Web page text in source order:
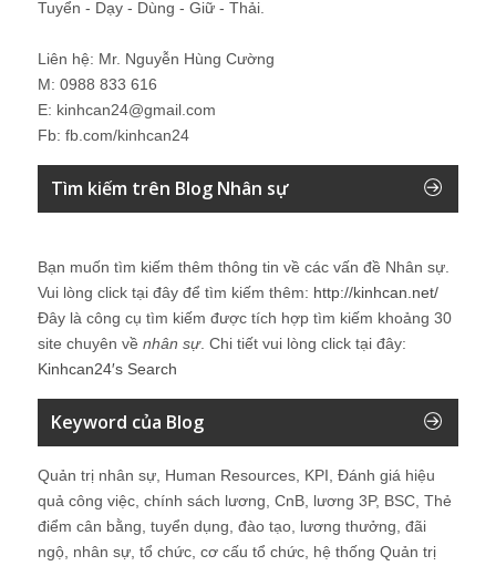
Tuyển - Dạy - Dùng - Giữ - Thải.
Liên hệ: Mr. Nguyễn Hùng Cường
M: 0988 833 616
E: kinhcan24@gmail.com
Fb: fb.com/kinhcan24
Tìm kiếm trên Blog Nhân sự
Bạn muốn tìm kiếm thêm thông tin về các vấn đề Nhân sự
Vui lòng click tại đây để tìm kiếm thêm: http://kinhcan.net/
Đây là công cụ tìm kiếm được tích hợp tìm kiếm khoảng 30
site chuyên về nhân sự. Chi tiết vui lòng click tại đây:
Kinhcan24′s Search
Keyword của Blog
Quản trị nhân sự, Human Resources, KPI, Đánh giá hiệu
quả công việc, chính sách lương, CnB, lương 3P, BSC, Thẻ
điểm cân bằng, tuyển dụng, đào tạo, lương thưởng, đãi
ngộ, nhân sự, tổ chức, cơ cấu tổ chức, hệ thống Quản trị